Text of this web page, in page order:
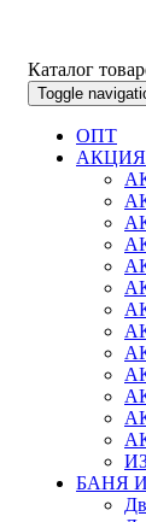
Каталог
Toggle
ОПТ
АКЦИЯ
БАНЯ